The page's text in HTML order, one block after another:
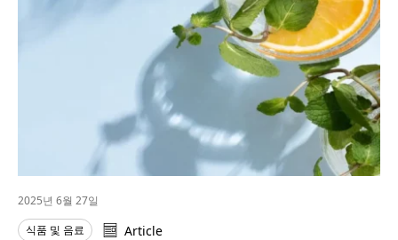
2025년 6월 27일
식품 및 음료
Article